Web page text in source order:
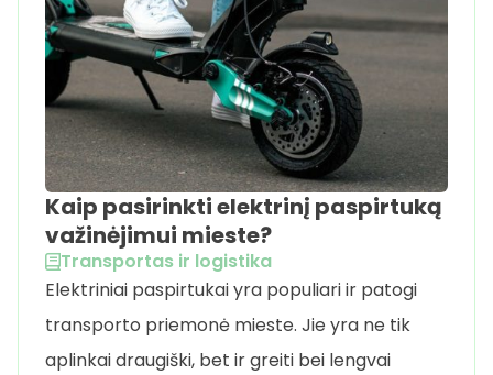
Kaip pasirinkti elektrinį paspirtuką
važinėjimui mieste?
Transportas ir logistika
Elektriniai paspirtukai yra populiari ir patogi
transporto priemonė mieste. Jie yra ne tik
aplinkai draugiški, bet ir greiti bei lengvai